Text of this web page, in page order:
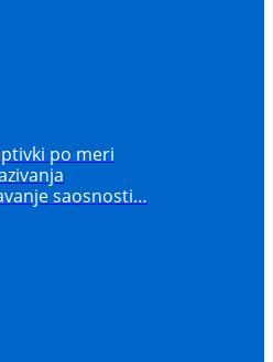
po meri
saosnosti…